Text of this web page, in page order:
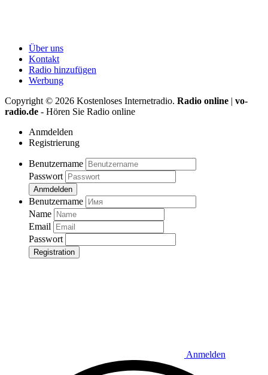
Über uns
Kontakt
Radio hinzufügen
Werbung
Copyright © 2026 Kostenloses Internetradio. Radio online | vo-
radio.de - Hören Sie Radio online
Anmdelden
Registrierung
Benutzername
Passwort
Anmdelden
Benutzername
Name
Email
Passwort
Registration
Anmelden